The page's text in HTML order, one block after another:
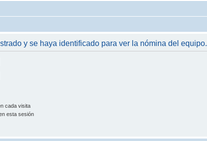
y se haya identificado para ver la nómina del equipo.
cada visita
esta sesión